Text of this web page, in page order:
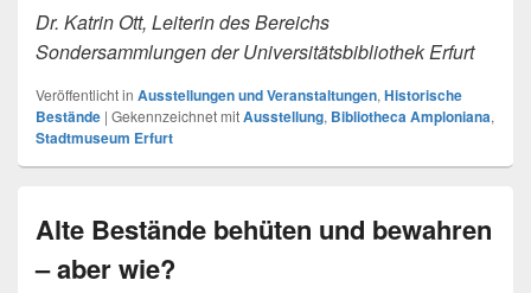
Dr. Katrin Ott, Leiterin des Bereichs
Sondersammlungen der Universitätsbibliothek Erfurt
Veröffentlicht in Ausstellungen und Veranstaltungen, Historische
Bestände | Gekennzeichnet mitAusstellung, Bibliotheca Amploniana,
Stadtmuseum Erfurt
Alte Bestände behüten und bewahren
– aber wie?